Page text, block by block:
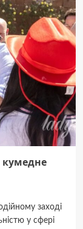
кумедне
заході
у сфері